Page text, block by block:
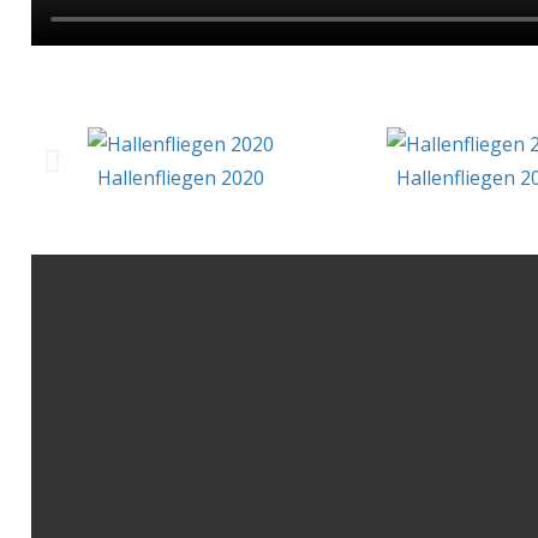
Hallenfliegen 2020 Hallenfliegen